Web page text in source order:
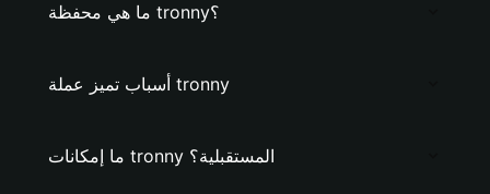
ما هي محفظة tronny؟
أسباب تميز عملة tronny
ما إمكانات tronny المستقبلية؟